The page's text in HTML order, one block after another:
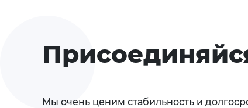
Мы очень ценим стабильность и